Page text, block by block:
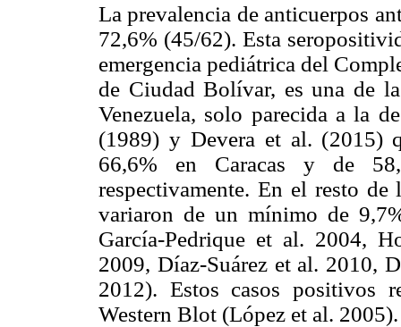
La prevalencia de anticuerpos
72,6% (45/62). Esta
emergencia pediátrica del
de Ciudad Bolívar, es una de
Venezuela, solo parecida a la
(1989) y Devera et al. (2015)
66,6% en Caracas y de
respectivamente. En el resto
variaron de un mínimo de
García-Pedrique et al. 2004,
2009, Díaz-Suárez et al. 2010,
2012). Estos casos positivos
Western Blot (López et al.